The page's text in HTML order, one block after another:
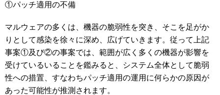
①パッチ適用の不備
マルウェアの多くは、機器の脆弱性を突き、そこを足がか
りとして感染を徐々に深め、広げていきます。従って上記
事案①及び②の事案では、範囲が広く多くの機器が影響を
受けているいることを鑑みると、システム全体として脆弱
性への措置、すなわちパッチ適用の運用に何らかの原因が
あった可能性が推測されます。